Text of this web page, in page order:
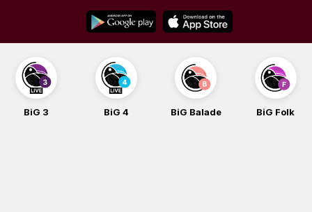
content
BiG 3 BiG 4 BiG Balade BiG Folk